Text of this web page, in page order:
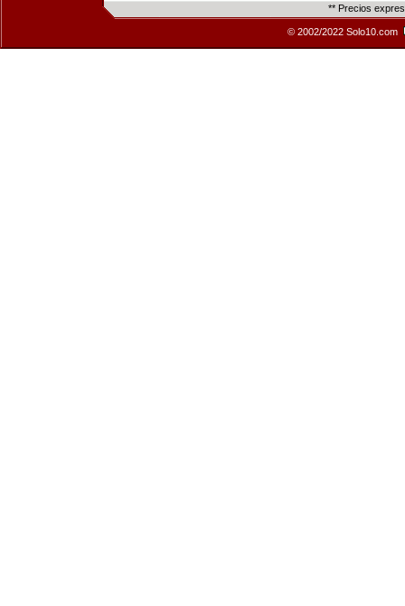
** Precios
© 2002/2022 Solo10.com